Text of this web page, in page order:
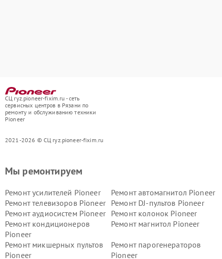
СЦ ryz.pioneer-fixim.ru - сеть
сервисных центров в Рязани по
ремонту и обслуживанию техники
Pioneer
2021-2026 © СЦ ryz.pioneer-fixim.ru
Мы ремонтируем
Ремонт усилителей Pioneer
Ремонт автомагнитол Pioneer
Ремонт телевизоров Pioneer
Ремонт DJ-пультов Pioneer
Ремонт аудиосистем Pioneer
Ремонт колонок Pioneer
Ремонт кондиционеров
Pioneer
Ремонт магнитол Pioneer
Ремонт микшерных пультов
Pioneer
Ремонт парогенераторов
Pioneer